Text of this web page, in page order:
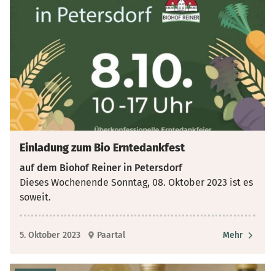
Einladung zum Bio Erntedankfest
auf dem Biohof Reiner in Petersdorf
Dieses Wochenende Sonntag, 08. Oktober 2023 ist es
soweit.
5. Oktober 2023 Paartal Mehr